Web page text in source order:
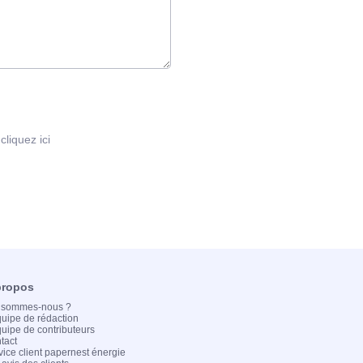
cliquez ici
nous ?
de rédaction
de contributeurs
client papernest énergie